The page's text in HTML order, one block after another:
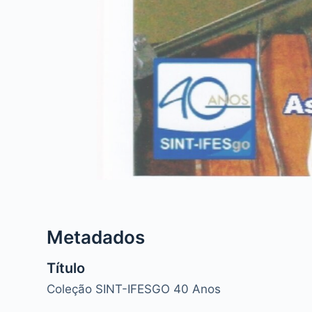
Metadados
Título
Coleção SINT-IFESGO 40 Anos